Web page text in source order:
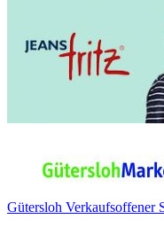
Gütersloh Verkaufsoffener